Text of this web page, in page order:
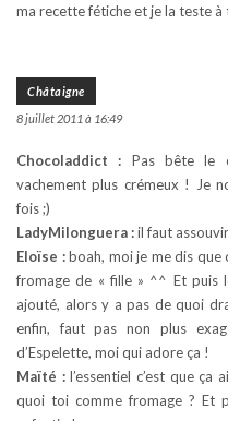
ma recette fétiche et je la teste à
Châtaigne
8 juillet 2011 à 16:49
Chocoladdict : Pas bête le
vachement plus crémeux ! Je
fois ;)
LadyMilonguera :il faut
Eloïse :boah, moi je me dis que
fromage de « fille » ^^ Et puis
ajouté, alors y a pas de quoi
enfin, faut pas non plus
d’Espelette, moi qui adore ça !
Maïté :l’essentiel c’est que
quoi toi comme fromage ? Et